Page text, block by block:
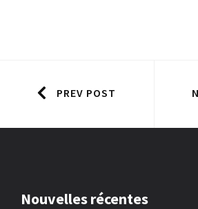
PREV POST
Nouvelles récentes